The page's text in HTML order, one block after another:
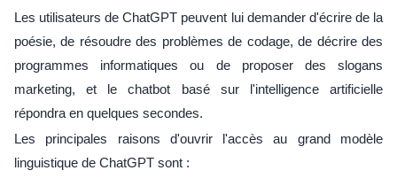
Les utilisateurs de ChatGPT peuvent lui demander d'écrire de la
poésie, de résoudre des problèmes de codage, de décrire des
programmes informatiques ou de proposer des slogans
marketing, et le chatbot basé sur l'intelligence artificielle
répondra en quelques secondes.
Les principales raisons d'ouvrir l'accès au grand modèle
linguistique de ChatGPT sont :